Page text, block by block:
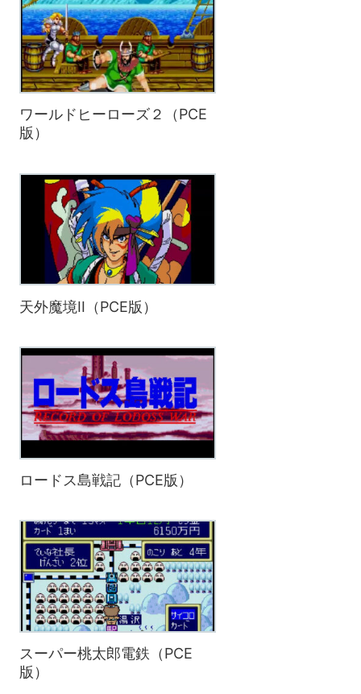
ワールドヒーローズ２（PCE
版）
天外魔境II（PCE版）
ロードス島戦記（PCE版）
スーパー桃太郎電鉄（PCE
版）